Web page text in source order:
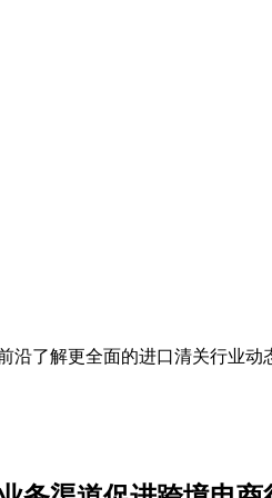
沿了解更全面的进口清关行业动